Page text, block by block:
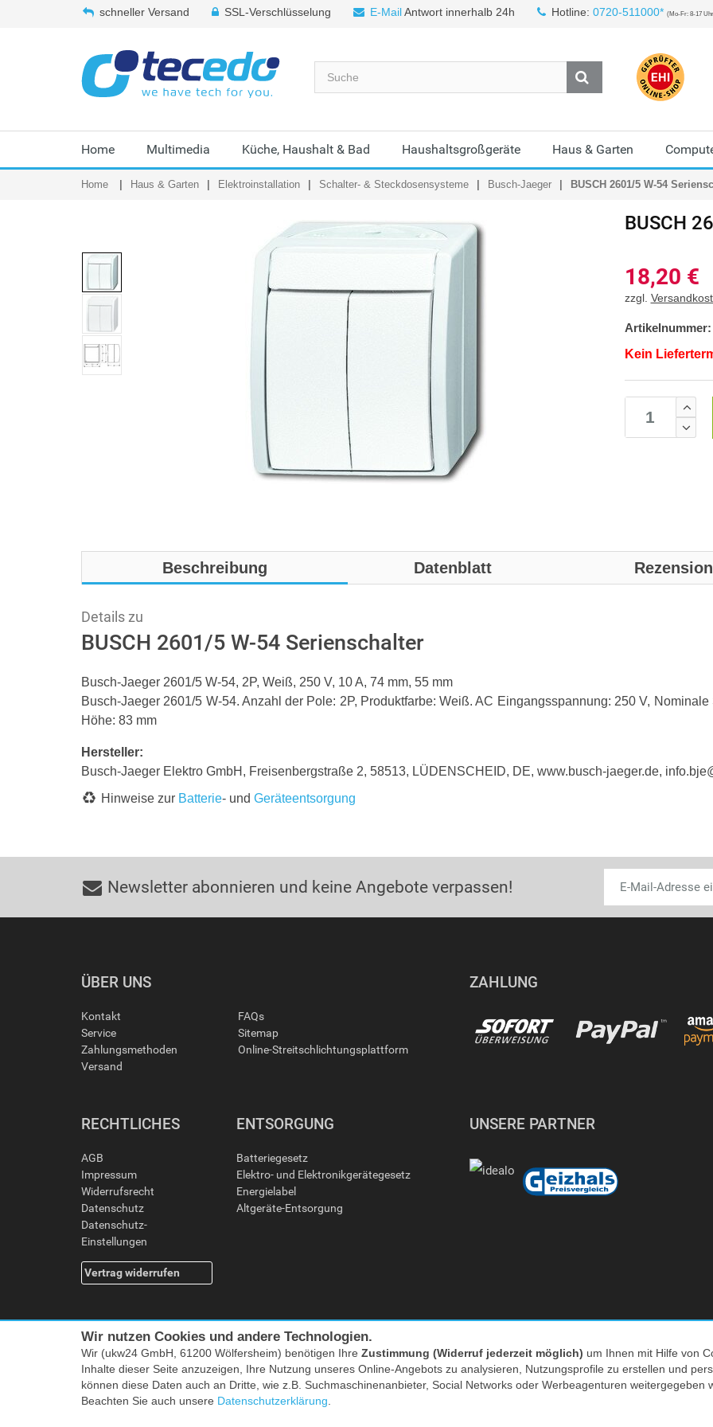
schneller Versand SSL-Verschlüsselung E-MailAntwort innerhalb 24h Hotline: 0720-511000* (Mo-Fr: 8-17
Home Multimedia Küche, Haushalt & Bad Haushaltsgroßgeräte Haus & Garten
Home Haus & Garten Elektroinstallation Schalter- & Steckdosensysteme Busch-Jaeger BUSCH 2601/5 W-54
BUSCH
18,20 €
zzgl.
Artikelnummer:
Kein
Beschreibung Datenblatt
Details zu
BUSCH 2601/5 W-54 Serienschalter
Busch-Jaeger 2601/5 W-54, 2P, Weiß, 250 V, 10 A, 74 mm, 55 mm
Busch-Jaeger 2601/5 W-54. Anzahl der Pole: 2P, Produktfarbe: Weiß. AC Eingangsspannung: 250 V,
Höhe: 83 mm
Hersteller:
Busch-Jaeger Elektro GmbH, Freisenbergstraße 2, 58513, LÜDENSCHEID, DE, www.busch-jaeger.de,
Hinweise zur Batterie- und Geräteentsorgung
Newsletter abonnieren und keine Angebote verpassen!
ÜBER UNS
Kontakt
Service
Zahlungsmethoden
Versand
FAQs
Sitemap
Online-Streitschlichtungsplattform
ZAHLUNG
RECHTLICHES
AGB
Impressum
Widerrufsrecht
Datenschutz
Datenschutz-
Einstellungen
Vertrag widerrufen
ENTSORGUNG
Batteriegesetz
Elektro- und Elektronikgerätegesetz
Energielabel
Altgeräte-Entsorgung
UNSERE PARTNER
Facebook|twitter
Alle Preise inkl. MwSt. zzgl. Versand | *) Unverbindliche Preisempfehlung | **) Ehemaliger
Wir nutzen Cookies und andere Technologien.
Wir (ukw24 GmbH, 61200 Wölfersheim) benötigen Ihre Zustimmung (Widerruf jederzeit möglich) um Ihnen mit Hilfe von
Inhalte dieser Seite anzuzeigen, Ihre Nutzung unseres Online-Angebots zu analysieren, Nutzungsprofile zu erstellen und
können diese Daten auch an Dritte, wie z.B. Suchmaschinenanbieter, Social Networks oder Werbeagenturen
Beachten Sie auch unsere Datenschutzerklärung.